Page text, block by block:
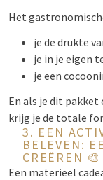
Het
je de drukte
je in je eigen
je een
En als je dit
krijg je de totale
3. EEN
BELEVEN:
CREËREN 🎨
Een materieel